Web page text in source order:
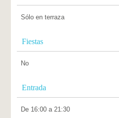
Sólo en terraza
Fiestas
No
Entrada
De 16:00 a 21:30